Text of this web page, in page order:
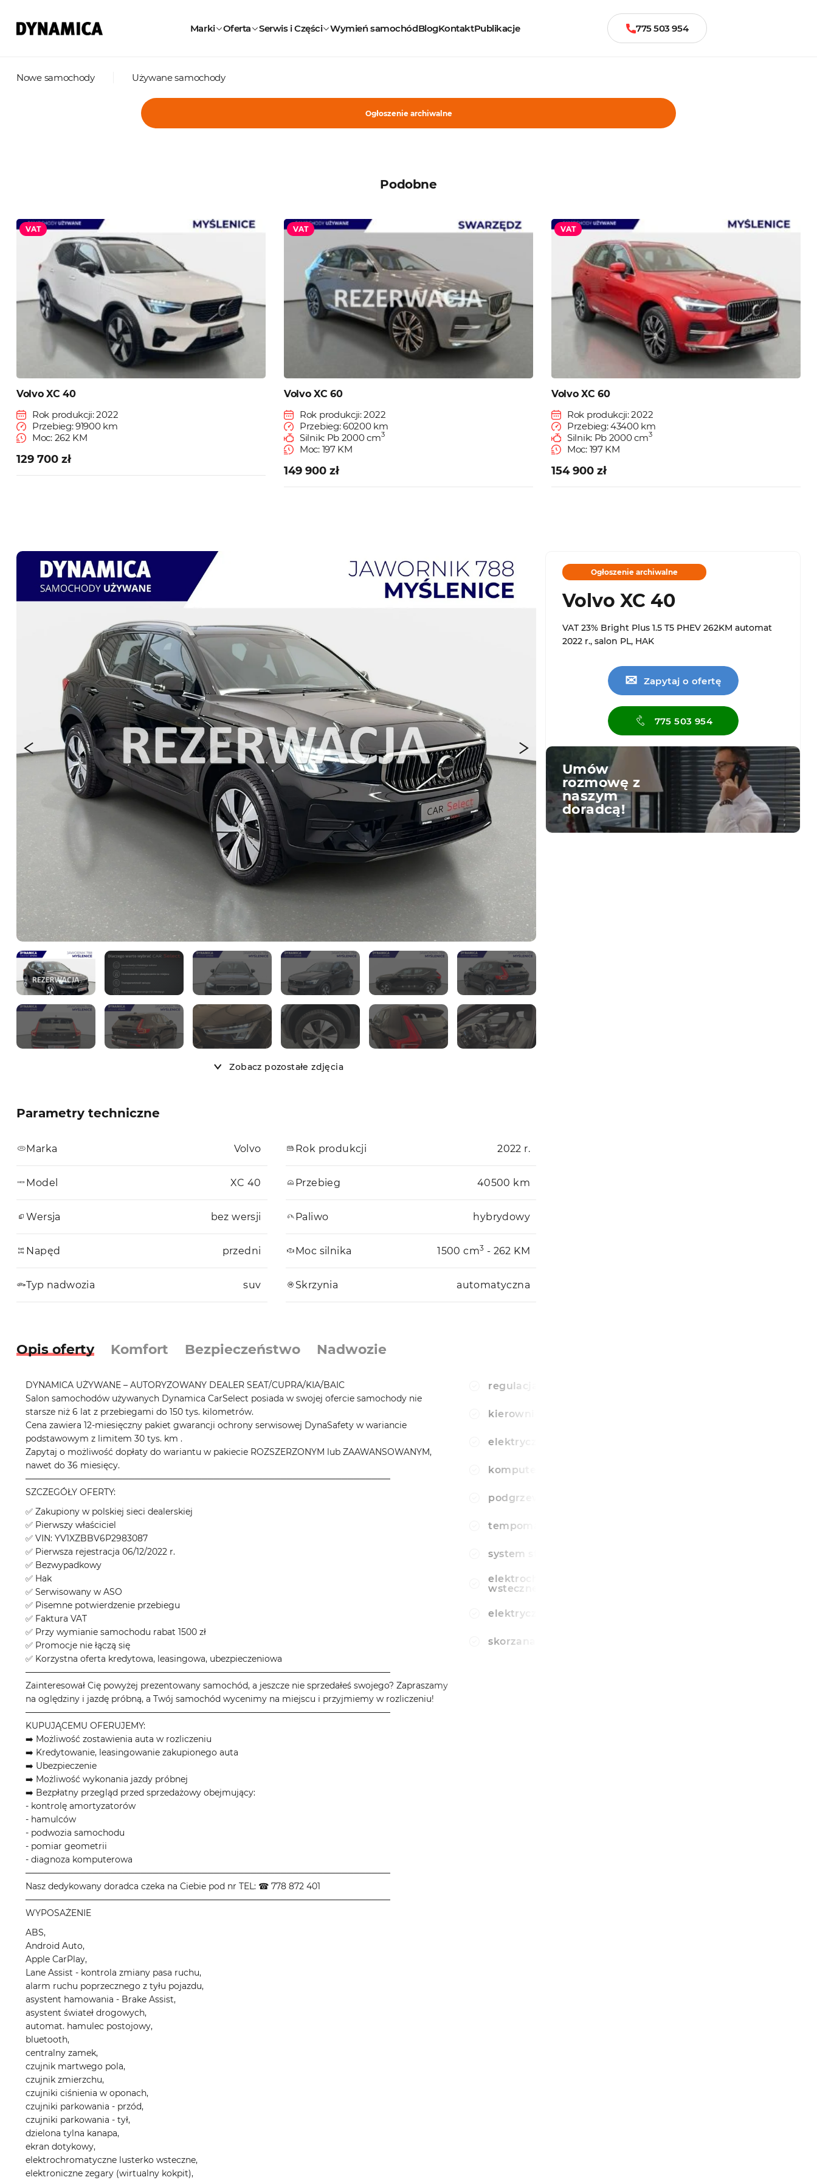
Marki Oferta Serwis i Części Wymień samochódBlogKontaktPublikacje 775 503 954
Nowe samochody Używane samochody
Ogłoszenie archiwalne
Podobne
VAT
Volvo XC 40
Rok produkcji: 2022
Przebieg: 91900 km
Moc: 262 KM
129 700 zł
VAT
Volvo XC 60
Rok produkcji: 2022
Przebieg: 60200 km
Silnik: Pb 2000 cm3
Moc: 197 KM
149 900 zł
VAT
Volvo XC 60
Rok produkcji: 2022
Przebieg: 43400 km
Silnik: Pb 2000 cm3
Moc: 197 KM
154 900 zł
Zobacz pozostałe zdjęcia
Parametry techniczne
Marka Volvo
Model XC 40
Wersja bez wersji
Napęd przedni
Typ nadwozia suv
Rok produkcji 2022 r.
Przebieg 40500 km
Paliwo hybrydowy
Moc silnika 1500 cm3 - 262 KM
Skrzynia automatyczna
Opis oferty Komfort Bezpieczeństwo Nadwozie
DYNAMICA UŻYWANE – AUTORYZOWANY DEALER SEAT/CUPRA/KIA/BAIC
Salon samochodów używanych Dynamica CarSelect posiada w swojej ofercie samochody nie
starsze niż 6 lat z przebiegami do 150 tys. kilometrów.
Cena zawiera 12-miesięczny pakiet gwarancji ochrony serwisowej DynaSafety w wariancie
podstawowym z limitem 30 tys. km .
Zapytaj o możliwość dopłaty do wariantu w pakiecie ROZSZERZONYM lub ZAAWANSOWANYM,
nawet do 36 miesięcy.
────────────────────────────────────────────────────────────
SZCZEGÓŁY OFERTY:
✅ Zakupiony w polskiej sieci dealerskiej
✅ Pierwszy właściciel
✅ VIN: YV1XZBBV6P2983087
✅ Pierwsza rejestracja 06/12/2022 r.
✅ Bezwypadkowy
✅ Hak
✅ Serwisowany w ASO
✅ Pisemne potwierdzenie przebiegu
✅ Faktura VAT
✅ Przy wymianie samochodu rabat 1500 zł
✅ Promocje nie łączą się
✅ Korzystna oferta kredytowa, leasingowa, ubezpieczeniowa
────────────────────────────────────────────────────────────
Zainteresował Cię powyżej prezentowany samochód, a jeszcze nie sprzedałeś swojego? Zapraszamy
na oględziny i jazdę próbną, a Twój samochód wycenimy na miejscu i przyjmiemy w rozliczeniu!
────────────────────────────────────────────────────────────
KUPUJĄCEMU OFERUJEMY:
➡️ Możliwość zostawienia auta w rozliczeniu
➡️ Kredytowanie, leasingowanie zakupionego auta
➡️ Ubezpieczenie
➡️ Możliwość wykonania jazdy próbnej
➡️ Bezpłatny przegląd przed sprzedażowy obejmujący:
- kontrolę amortyzatorów
- hamulców
- podwozia samochodu
- pomiar geometrii
- diagnoza komputerowa
────────────────────────────────────────────────────────────
Nasz dedykowany doradca czeka na Ciebie pod nr TEL: ☎ 778 872 401
────────────────────────────────────────────────────────────
WYPOSAŻENIE
ABS,
Android Auto,
Apple CarPlay,
Lane Assist - kontrola zmiany pasa ruchu,
alarm ruchu poprzecznego z tyłu pojazdu,
asystent hamowania - Brake Assist,
asystent świateł drogowych,
automat. hamulec postojowy,
bluetooth,
centralny zamek,
czujnik martwego pola,
czujnik zmierzchu,
czujniki ciśnienia w oponach,
czujniki parkowania - przód,
czujniki parkowania - tył,
dzielona tylna kanapa,
ekran dotykowy,
elektrochromatyczne lusterko wsteczne,
elektroniczne zegary (wirtualny kokpit),
regulacja wysokosci fotela
kierownica wielofunkcyjna
elektryczne szyby tylne
komputer pokladowy
podgrzewane fotele
tempomat
system start-stop
elektrochromatyczne lusterko
wsteczne
elektrycznie ustawiane fotele
skorzana kierownica
Ogłoszenie archiwalne
Volvo XC 40
VAT 23% Bright Plus 1.5 T5 PHEV 262KM automat
2022 r., salon PL, HAK
✉ Zapytaj o ofertę
775 503 954
Umów
rozmowę z
naszym
doradcą!